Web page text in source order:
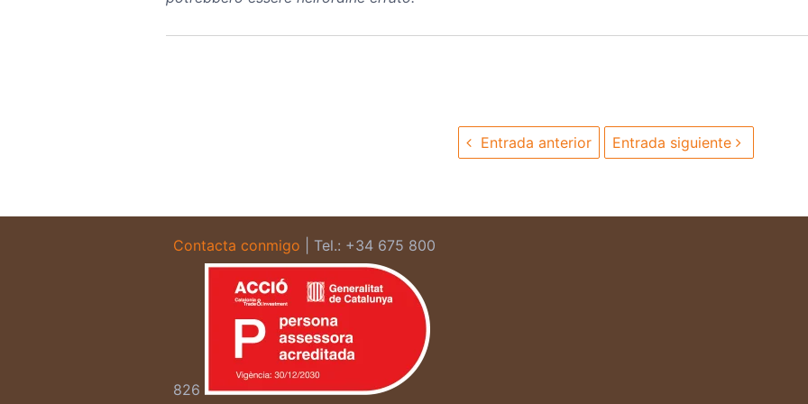
Entrada anterior Entrada siguiente
Contacta conmigo | Tel.: +34 675 800
826